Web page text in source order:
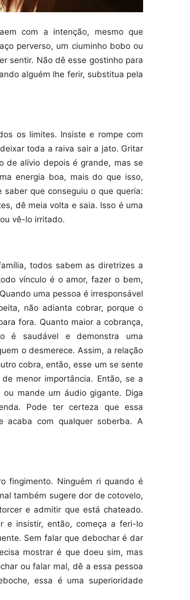
com a intenção, mesmo que
perverso, um ciuminho bobo ou
sentir. Não dê esse gostinho para
alguém lhe ferir, substitua pela
os limites. Insiste e rompe com
toda a raiva sair a jato. Gritar
de alívio depois é grande, mas se
energia boa, mais do que isso,
que conseguiu o que queria:
dê meia volta e saia. Isso é uma
vê-lo irritado.
todos sabem as diretrizes a
vínculo é o amor, fazer o bem,
uma pessoa é irresponsável
não adianta cobrar, porque o
fora. Quanto maior a cobrança,
é saudável e demonstra uma
o desmerece. Assim, a relação
cobra, então, esse um se sente
menor importância. Então, se a
mande um áudio gigante. Diga
Pode ter certeza que essa
acaba com qualquer soberba. A
fingimento. Ninguém ri quando é
também sugere dor de cotovelo,
e admitir que está chateado.
e insistir, então, começa a feri-lo
Sem falar que debochar é dar
mostrar é que doeu sim, mas
ou falar mal, dê a essa pessoa
essa é uma superioridade